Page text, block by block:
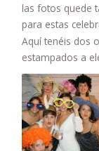
las fotos quede
para estas
Aquí tenéis dos
estampados a